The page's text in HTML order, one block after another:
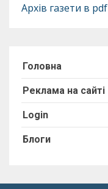
Архів газети в pdf
Головна
Реклама на сайті
Login
Блоги